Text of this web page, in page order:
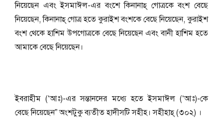
নিয়েছেন এবং ইসমাঈল-এর বংশে কিনানাহ্‌ গোত্রকে বংশ বেছে
নিয়েছেন, কিনানাহ্‌ গোত্র হতে কুরাইশ বংশকে বেছে নিয়েছেন, কুরাইশ
বংশ থেকে হাশিম উপগোত্রকে বেছে নিয়েছেন এবং বানী হাশিম হতে
আমাকে বেছে নিয়েছেন।
ইবরাহীম (‘আঃ)-এর সন্তানদের মধ্যে হতে ইসমাঈল (‘আঃ)-কে
বেছে নিয়েছেন” অংশটুকু ব্যতীত হাদীসটি সহীহ। সহীহাহ্‌ (৩০২) ।